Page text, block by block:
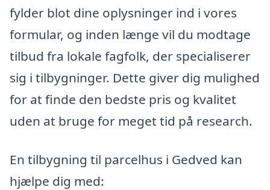
fylder blot dine oplysninger ind i vores
formular, og inden længe vil du modtage
tilbud fra lokale fagfolk, der specialiserer
sig i tilbygninger. Dette giver dig mulighed
for at finde den bedste pris og kvalitet
uden at bruge for meget tid på research.
En tilbygning til parcelhus i Gedved kan
hjælpe dig med: